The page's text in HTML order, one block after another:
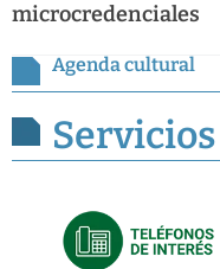
microcredenciales
Agenda cultural
Servicios